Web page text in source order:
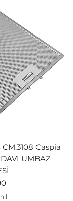
Caspia
DAVLUMBAZ